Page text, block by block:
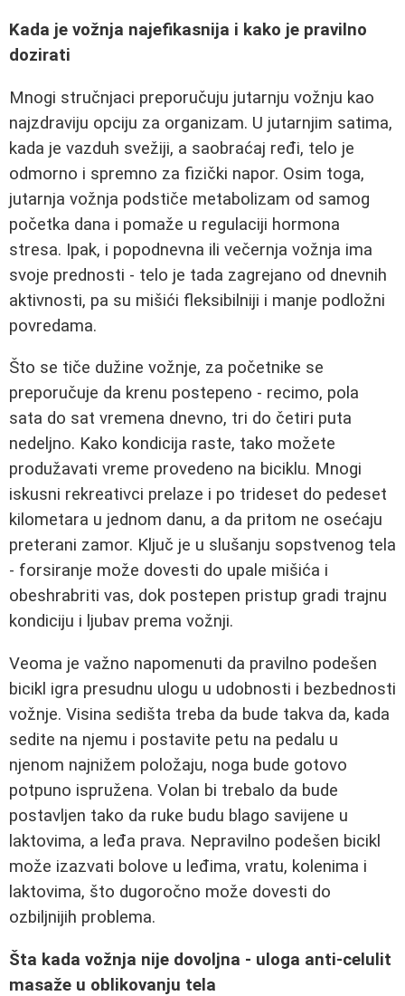
Kada je vožnja najefikasnija i kako je pravilno
dozirati
Mnogi stručnjaci preporučuju jutarnju vožnju kao
najzdraviju opciju za organizam. U jutarnjim satima,
kada je vazduh svežiji, a saobraćaj ređi, telo je
odmorno i spremno za fizički napor. Osim toga,
jutarnja vožnja podstiče metabolizam od samog
početka dana i pomaže u regulaciji hormona
stresa. Ipak, i popodnevna ili večernja vožnja ima
svoje prednosti - telo je tada zagrejano od dnevnih
aktivnosti, pa su mišići fleksibilniji i manje podložni
povredama.
Što se tiče dužine vožnje, za početnike se
preporučuje da krenu postepeno - recimo, pola
sata do sat vremena dnevno, tri do četiri puta
nedeljno. Kako kondicija raste, tako možete
produžavati vreme provedeno na biciklu. Mnogi
iskusni rekreativci prelaze i po trideset do pedeset
kilometara u jednom danu, a da pritom ne osećaju
preterani zamor. Ključ je u slušanju sopstvenog tela
- forsiranje može dovesti do upale mišića i
obeshrabriti vas, dok postepen pristup gradi trajnu
kondiciju i ljubav prema vožnji.
Veoma je važno napomenuti da pravilno podešen
bicikl igra presudnu ulogu u udobnosti i bezbednosti
vožnje. Visina sedišta treba da bude takva da, kada
sedite na njemu i postavite petu na pedalu u
njenom najnižem položaju, noga bude gotovo
potpuno ispružena. Volan bi trebalo da bude
postavljen tako da ruke budu blago savijene u
laktovima, a leđa prava. Nepravilno podešen bicikl
može izazvati bolove u leđima, vratu, kolenima i
laktovima, što dugoročno može dovesti do
ozbiljnijih problema.
Šta kada vožnja nije dovoljna - uloga anti-celulit
masaže u oblikovanju tela